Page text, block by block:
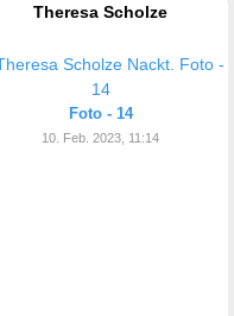
Theresa Scholze
Foto - 14
10. Feb. 2023, 11:14